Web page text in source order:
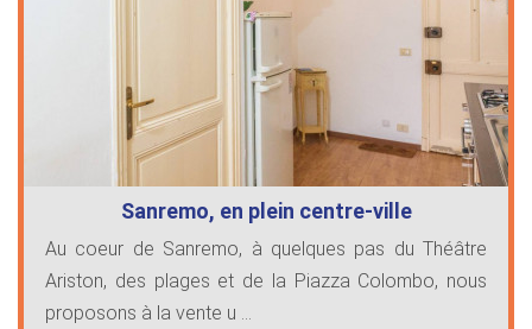
Sanremo, en plein centre-ville
Au coeur de Sanremo, à quelques pas du Théâtre
Ariston, des plages et de la Piazza Colombo, nous
proposons à la vente u ...